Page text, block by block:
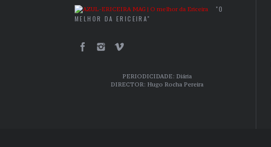
"O
MELHOR DA ERICEIRA"
PERIODICIDADE: Diária
DIRECTOR: Hugo Rocha Pereira